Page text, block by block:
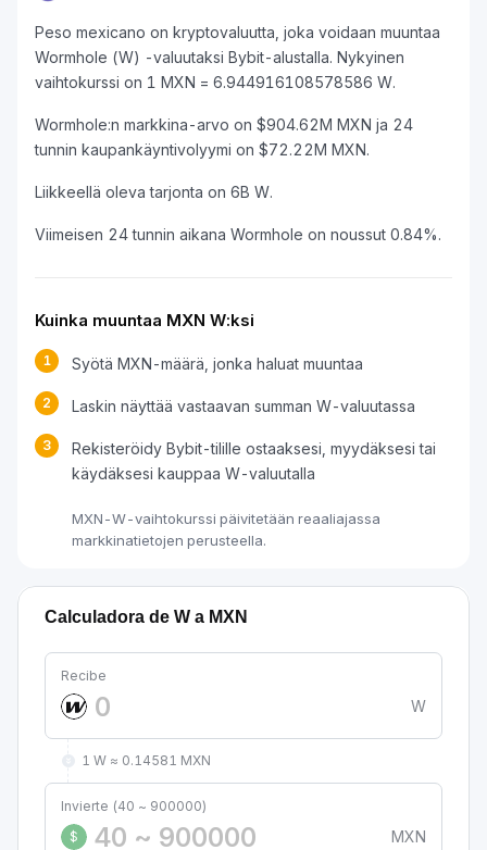
Peso mexicano on kryptovaluutta, joka voidaan muuntaa
Wormhole (W) -valuutaksi Bybit-alustalla. Nykyinen
vaihtokurssi on 1 MXN = 6.944916108578586 W.
Wormhole:n markkina-arvo on $904.62M MXN ja 24
tunnin kaupankäyntivolyymi on $72.22M MXN.
Liikkeellä oleva tarjonta on 6B W.
Viimeisen 24 tunnin aikana Wormhole on noussut 0.84%.
Kuinka muuntaa MXN W:ksi
1 Syötä MXN-määrä, jonka haluat muuntaa
2 Laskin näyttää vastaavan summan W-valuutassa
3
Rekisteröidy Bybit-tilille ostaaksesi, myydäksesi tai
käydäksesi kauppaa W-valuutalla
MXN-W-vaihtokurssi päivitetään reaaliajassa
markkinatietojen perusteella.
Calculadora de W a MXN
Recibe
W
1 W ≈ 0.14581 MXN
Invierte (40 ~ 900000)
$
MXN